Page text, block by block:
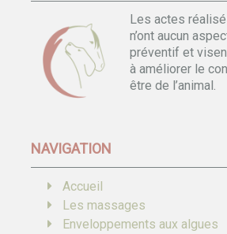
Les actes
n’ont aucun
préventif et
à améliorer le
être de l’animal.
NAVIGATION
Accueil
Les massages
Enveloppements aux algues